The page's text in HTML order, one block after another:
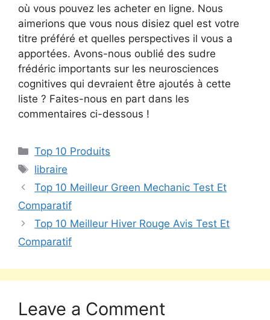
où vous pouvez les acheter en ligne. Nous
aimerions que vous nous disiez quel est votre
titre préféré et quelles perspectives il vous a
apportées. Avons-nous oublié des sudre
frédéric importants sur les neurosciences
cognitives qui devraient être ajoutés à cette
liste ? Faites-nous en part dans les
commentaires ci-dessous !
Top 10 Produits
libraire
Top 10 Meilleur Green Mechanic Test Et
Comparatif
Top 10 Meilleur Hiver Rouge Avis Test Et
Comparatif
Leave a Comment